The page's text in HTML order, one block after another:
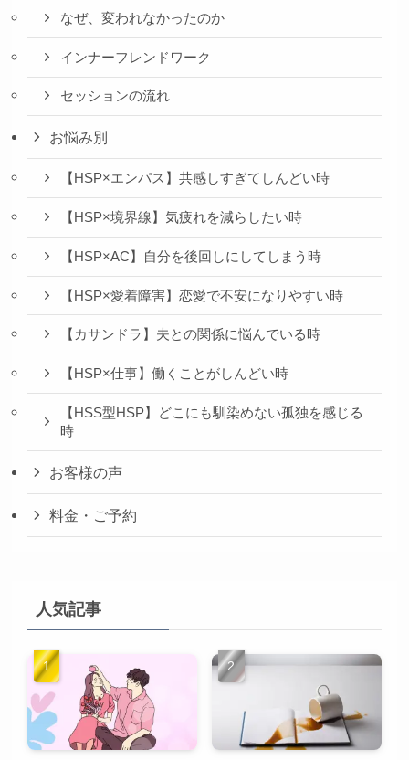
なぜ、変われなかったのか
インナーフレンドワーク
セッションの流れ
お悩み別
【HSP×エンパス】共感しすぎてしんどい時
【HSP×境界線】気疲れを減らしたい時
【HSP×AC】自分を後回しにしてしまう時
【HSP×愛着障害】恋愛で不安になりやすい時
【カサンドラ】夫との関係に悩んでいる時
【HSP×仕事】働くことがしんどい時
【HSS型HSP】どこにも馴染めない孤独を感じる
時
お客様の声
料金・ご予約
人気記事